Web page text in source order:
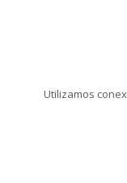
Utilizamos